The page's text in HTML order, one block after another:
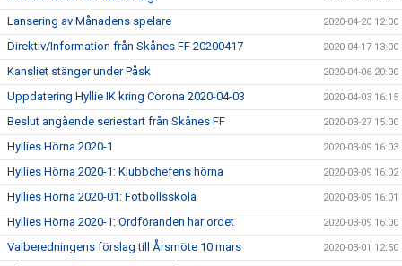
Lansering av Månadens spelare 2020-04-20 12:00
Direktiv/Information från Skånes FF 20200417 2020-04-17 13:00
Kansliet stänger under Påsk 2020-04-06 20:00
Uppdatering Hyllie IK kring Corona 2020-04-03 2020-04-03 16:15
Beslut angående seriestart från Skånes FF 2020-03-27 15:00
Hyllies Hörna 2020-1 2020-03-09 16:03
Hyllies Hörna 2020-1: Klubbchefens hörna 2020-03-09 16:02
Hyllies Hörna 2020-01: Fotbollsskola 2020-03-09 16:01
Hyllies Hörna 2020-1: Ordföranden har ordet 2020-03-09 16:00
Valberedningens förslag till Årsmöte 10 mars 2020-03-01 12:50